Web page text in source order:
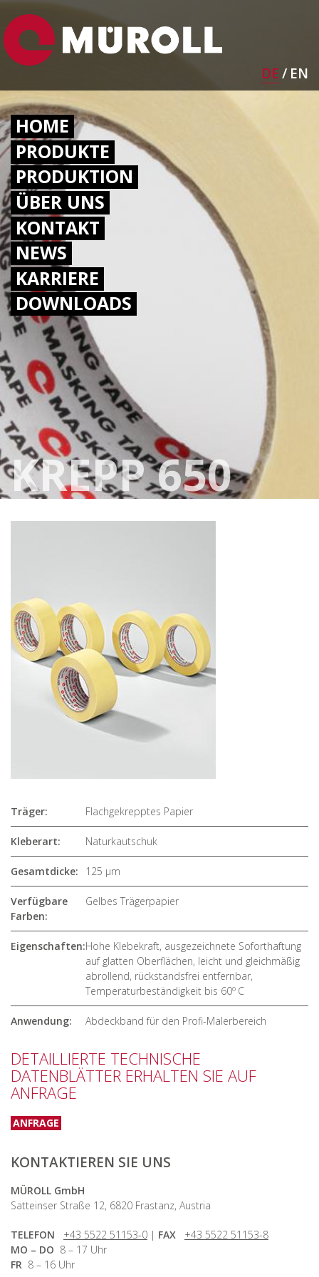
zum
Inhalt
DE EN
KREPP 650
HAUPTNAVIGATION
HOME
PRODUKTE
PRODUKTION
ÜBER UNS
KONTAKT
NEWS
KARRIERE
DOWNLOADS
Träger: Flachgekrepptes Papier
Kleberart: Naturkautschuk
Gesamtdicke: 125 µm
Verfügbare
Farben:
Gelbes Trägerpapier
Eigenschaften:Hohe Klebekraft, ausgezeichnete Soforthaftung
auf glatten Oberflächen, leicht und gleichmäßig
abrollend, rückstandsfrei entfernbar,
Temperaturbeständigkeit bis 60o C
Anwendung: Abdeckband für den Profi-Malerbereich
DETAILLIERTE TECHNISCHE
DATENBLÄTTER ERHALTEN SIE AUF
ANFRAGE
ANFRAGE
KONTAKTIEREN SIE UNS
MÜROLL GmbH
Satteinser Straße 12, 6820 Frastanz, Austria
TELEFON +43 5522 51153-0 | FAX
+43 5522 51153-8
MO – DO 8 – 17 Uhr
FR 8 – 16 Uhr